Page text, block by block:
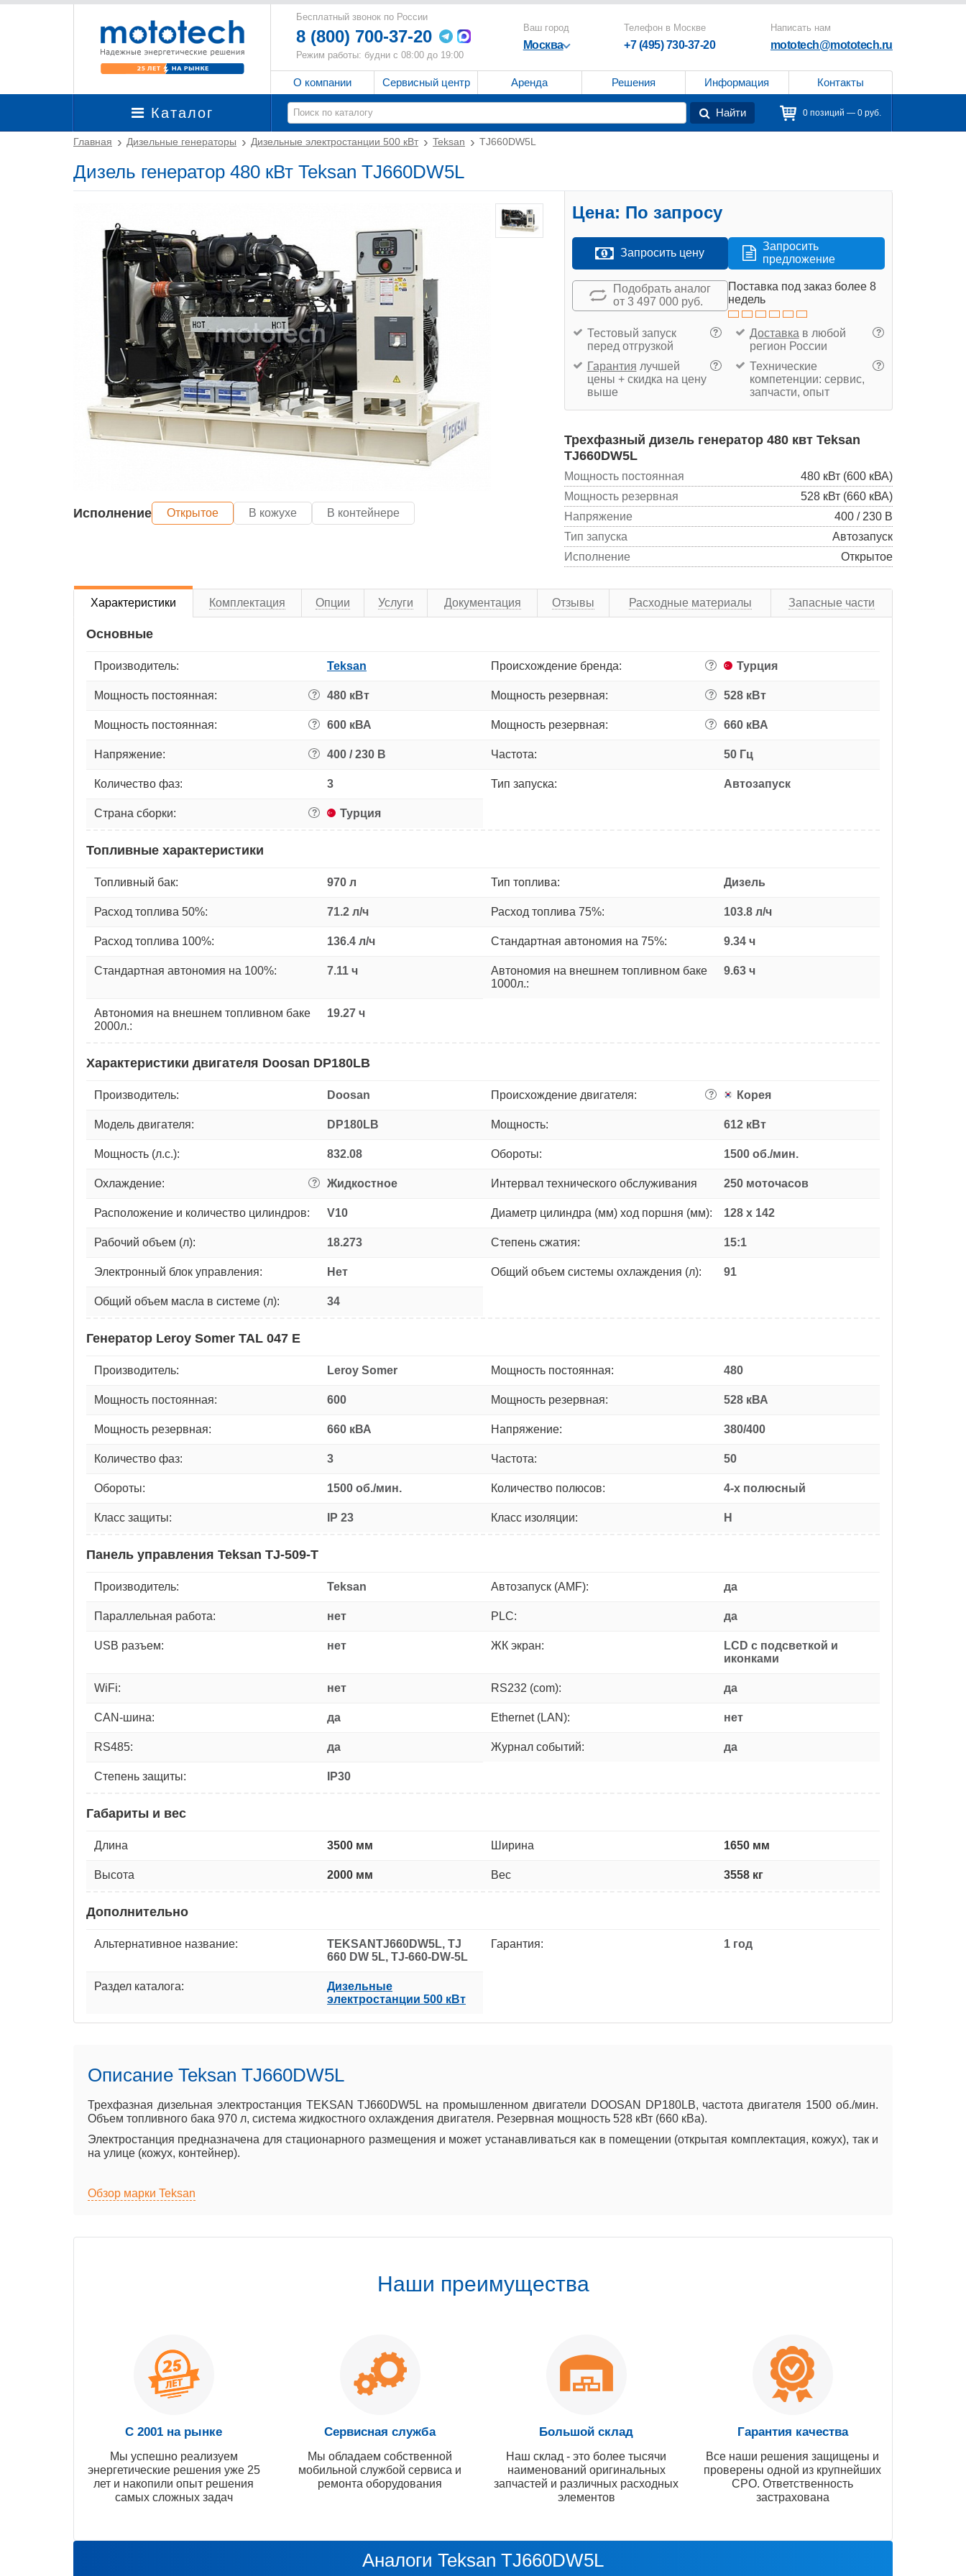
Бесплатный звонок по России
8 (800) 700-37-20
Режим работы: будни с 08:00 до 19:00
Ваш город
Москва
Телефон в Москве
+7 (495) 730-37-20
Написать нам
mototech@mototech.ru
О компании Сервисный центр Аренда Решения Информация Контакты
Каталог Найти 0 позиций — 0 руб.
Главная Дизельные генераторы Дизельные электростанции 500 кВт Teksan TJ660DW5L
Дизель генератор 480 кВт Teksan TJ660DW5L
Исполнение Открытое В кожухе В контейнере
Цена: По запросу
Запросить цену
Запросить
предложение
Подобрать аналог
от 3 497 000 руб.
Поставка под заказ более 8
недель
?
Тестовый запуск
перед отгрузкой
?
Доставка в любой
регион России
?
Гарантия лучшей
цены + скидка на цену
выше
?
Технические
компетенции: сервис,
запчасти, опыт
Трехфазный дизель генератор 480 квт Teksan
TJ660DW5L
Мощность постоянная
480 кВт (600 кВА)
Мощность резервная
528 кВт (660 кВА)
Напряжение
400 / 230 В
Тип запуска
Автозапуск
Исполнение
Открытое
Характеристики Комплектация Опции Услуги Документация Отзывы Расходные материалы Запасные части
Основные
Производитель: Teksan Происхождение бренда: ? Турция
Мощность постоянная: ? 480 кВт Мощность резервная: ? 528 кВт
Мощность постоянная: ? 600 кВА Мощность резервная: ? 660 кВА
Напряжение: ? 400 / 230 В Частота: 50 Гц
Количество фаз: 3 Тип запуска: Автозапуск
Страна сборки: ? Турция
Топливные характеристики
Топливный бак: 970 л Тип топлива: Дизель
Расход топлива 50%: 71.2 л/ч Расход топлива 75%: 103.8 л/ч
Расход топлива 100%: 136.4 л/ч Стандартная автономия на 75%: 9.34 ч
Стандартная автономия на 100%: 7.11 ч
Автономия на внешнем топливном баке
1000л.:
9.63 ч
Автономия на внешнем топливном баке
2000л.:
19.27 ч
Характеристики двигателя Doosan DP180LB
Производитель: Doosan Происхождение двигателя: ? Корея
Модель двигателя: DP180LB Мощность: 612 кВт
Мощность (л.с.): 832.08 Обороты: 1500 об./мин.
Охлаждение: ? Жидкостное Интервал технического обслуживания 250 моточасов
Расположение и количество цилиндров: V10 Диаметр цилиндра (мм) ход поршня (мм): 128 x 142
Рабочий объем (л): 18.273 Степень сжатия: 15:1
Электронный блок управления: Нет Общий объем системы охлаждения (л): 91
Общий объем масла в системе (л): 34
Генератор Leroy Somer TAL 047 E
Производитель: Leroy Somer Мощность постоянная: 480
Мощность постоянная: 600 Мощность резервная: 528 кВА
Мощность резервная: 660 кВА Напряжение: 380/400
Количество фаз: 3 Частота: 50
Обороты: 1500 об./мин. Количество полюсов: 4-х полюсный
Класс защиты: IP 23 Класс изоляции: H
Панель управления Teksan TJ-509-T
Производитель: Teksan Автозапуск (AMF): да
Параллельная работа: нет PLC: да
USB разъем: нет ЖК экран:
LCD с подсветкой и
иконками
WiFi: нет RS232 (com): да
CAN-шина: да Ethernet (LAN): нет
RS485: да Журнал событий: да
Степень защиты: IP30
Габариты и вес
Длина 3500 мм Ширина 1650 мм
Высота 2000 мм Вес 3558 кг
Дополнительно
Альтернативное название:
TEKSANTJ660DW5L, TJ
660 DW 5L, TJ-660-DW-5L
Гарантия: 1 год
Раздел каталога:
Дизельные
электростанции 500 кВт
Описание Teksan TJ660DW5L
Трехфазная дизельная электростанция TEKSAN TJ660DW5L на промышленном двигатели DOOSAN DP180LB, частота двигателя 1500 об./мин.
Объем топливного бака 970 л, система жидкостного охлаждения двигателя. Резервная мощность 528 кВт (660 кВа).
Электростанция предназначена для стационарного размещения и может устанавливаться как в помещении (открытая комплектация, кожух), так и
на улице (кожух, контейнер).
Обзор марки Teksan
Наши преимущества
С 2001 на рынке
Мы успешно реализуем
энергетические решения уже 25
лет и накопили опыт решения
самых сложных задач
Сервисная служба
Мы обладаем собственной
мобильной службой сервиса и
ремонта оборудования
Большой склад
Наш склад - это более тысячи
наименований оригинальных
запчастей и различных расходных
элементов
Гарантия качества
Все наши решения защищены и
проверены одной из крупнейших
СРО. Ответственность
застрахована
Аналоги Teksan TJ660DW5L